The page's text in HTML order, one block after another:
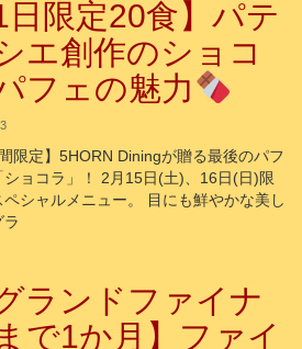
1日限定20食】パテ
エ創作のショコ
フェの魅力
間限定】5HORN Diningが贈る最後のパフ
ショコラ」！ 2月15日(土)、16日(日)限
ペシャルメニュー。 目にも鮮やかな美し
ラ
グランドファイナ
で1か月】ファイ